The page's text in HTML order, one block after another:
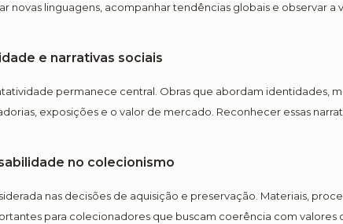
novas linguagens, acompanhar tendências globais e observar
e narrativas sociais
permanece central. Obras que abordam identidades,
exposições e o valor de mercado. Reconhecer essas
no colecionismo
nas decisões de aquisição e preservação. Materiais,
para colecionadores que buscam coerência com valores